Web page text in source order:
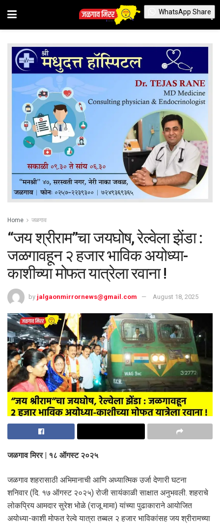
Home जळगाव
“जय श्रीराम”चा जयघोष, रेल्वेला झेंडा :
जळगावहून २ हजार भाविक अयोध्या-
काशीच्या मोफत यात्रेला रवाना !
by jalgaonmirrornews@gmail.com August 18, 2025
जळगाव मिरर | १८ ऑगस्ट २०२५
जळगाव शहरासाठी अभिमानाची आणि अध्यात्मिक उर्जा देणारी घटना
शनिवार (दि. १७ ऑगस्ट २०२५) रोजी सायंकाळी साक्षात अनुभवली. शहराचे
लोकप्रिय आमदार सुरेश भोळे (राजू मामा) यांच्या पुढाकाराने आयोजित
अयोध्या-काशी मोफत रेल्वे यात्रा तब्बल २ हजार भाविकांसह जय श्रीरामच्या
WhatsApp Share